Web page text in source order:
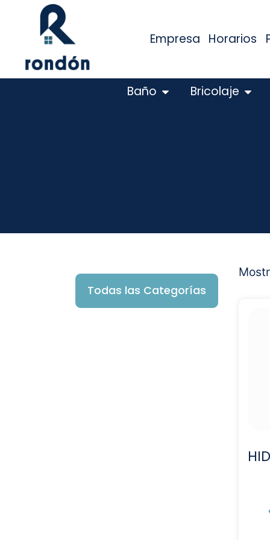
Empresa Horarios
Baño Bricolaje
Todas las Categorías